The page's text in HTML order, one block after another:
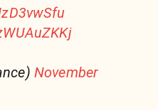
November